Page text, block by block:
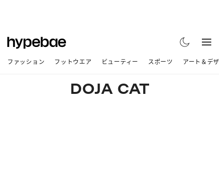
ファッション フットウエア ビューティー スポーツ アート＆デ
DOJA CAT